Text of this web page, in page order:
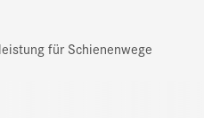
für Schienenwege